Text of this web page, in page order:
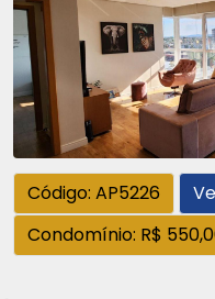
Código: AP5226
Condomínio: R$